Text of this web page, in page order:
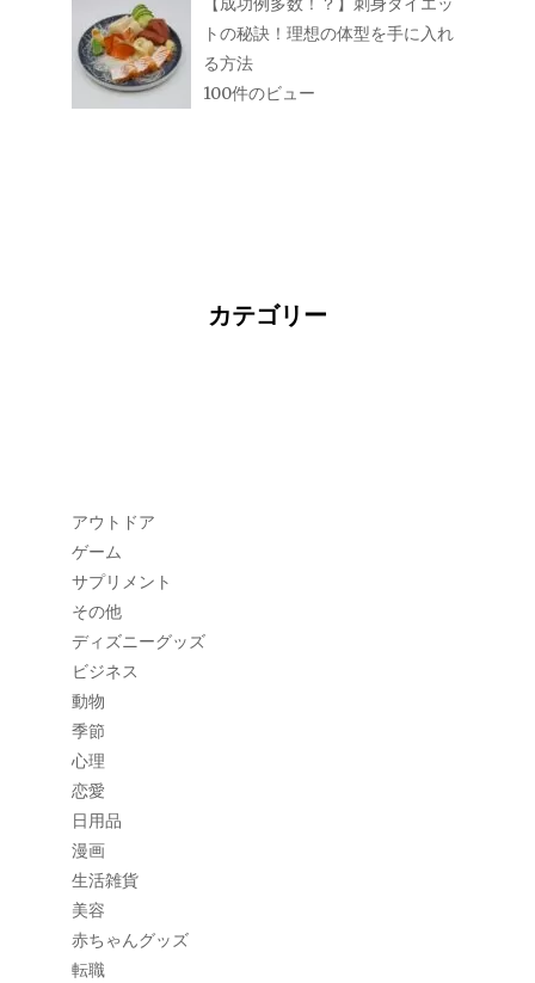
トの秘訣！理想の体型を手に入れ
る方法
100件のビュー
カテゴリー
アウトドア
ゲーム
サプリメント
その他
ディズニーグッズ
ビジネス
動物
季節
心理
恋愛
日用品
漫画
生活雑貨
美容
赤ちゃんグッズ
転職